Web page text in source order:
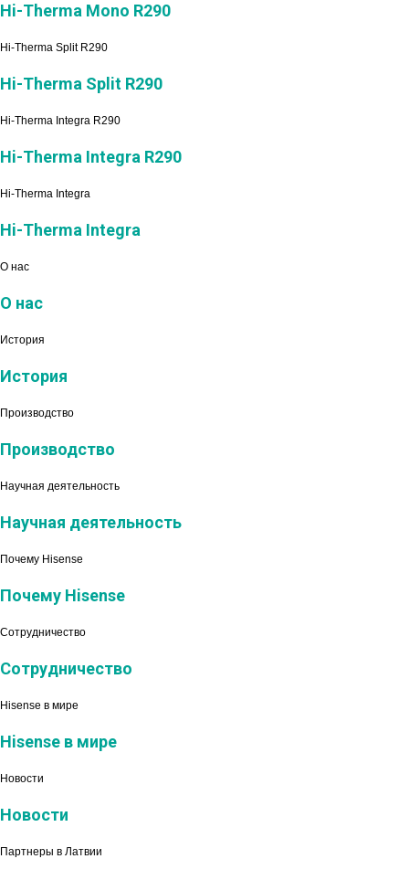
Hi-Therma Mono R290
Hi-Therma Split R290
Hi-Therma Split R290
Hi-Therma Integra R290
Hi-Therma Integra R290
Hi-Therma Integra
Hi-Therma Integra
О нас
О нас
История
История
Производство
Производство
Научная деятельность
Научная деятельность
Почему Hisense
Почему Hisense
Сотрудничество
Сотрудничество
Hisense в мире
Hisense в мире
Новости
Новости
Партнеры в Латвии